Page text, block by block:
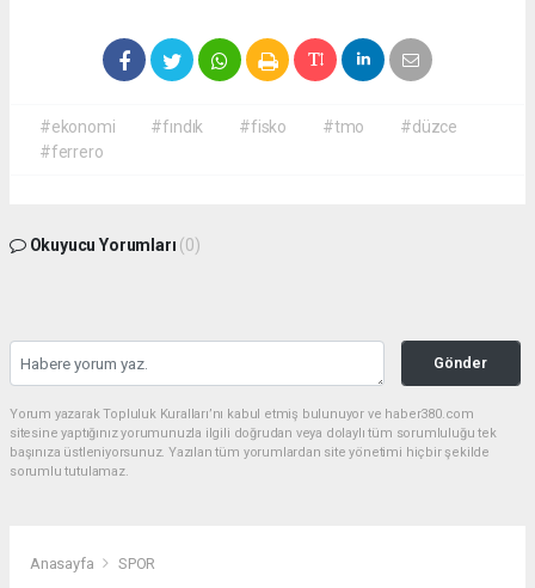
#ekonomi #fındık #fisko #tmo
#düzce
#ferrero
Okuyucu Yorumları (0)
Gönder
Yorum yazarak Topluluk Kuralları’nı kabul etmiş bulunuyor ve haber380.com
sitesine yaptığınız yorumunuzla ilgili doğrudan veya dolaylı tüm sorumluluğu tek
başınıza üstleniyorsunuz. Yazılan tüm yorumlardan site yönetimi hiçbir şekilde
sorumlu tutulamaz.
Anasayfa SPOR